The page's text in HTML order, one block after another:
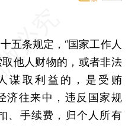
条规定，“国家工作人
他人财物的，或者非法
谋取利益的，是受贿
济往来中，违反国家规
、手续费，归个人所有